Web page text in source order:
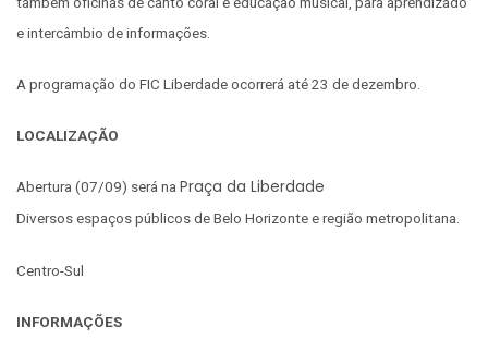
e intercâmbio de informações.
A programação do FIC Liberdade ocorrerá até 23 de dezembro.
LOCALIZAÇÃO
Abertura (07/09) será naPraça da Liberdade
Diversos espaços públicos de Belo Horizonte e região metropolitana.
Centro-Sul
INFORMAÇÕES